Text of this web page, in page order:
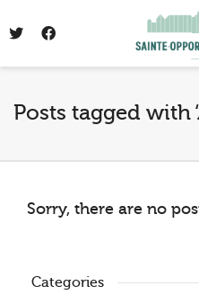
I'm looking for
me the
Super
Posts tagged with
Sorry, there are no
Categories